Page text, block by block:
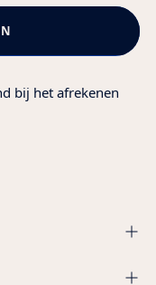
bij het afrekenen